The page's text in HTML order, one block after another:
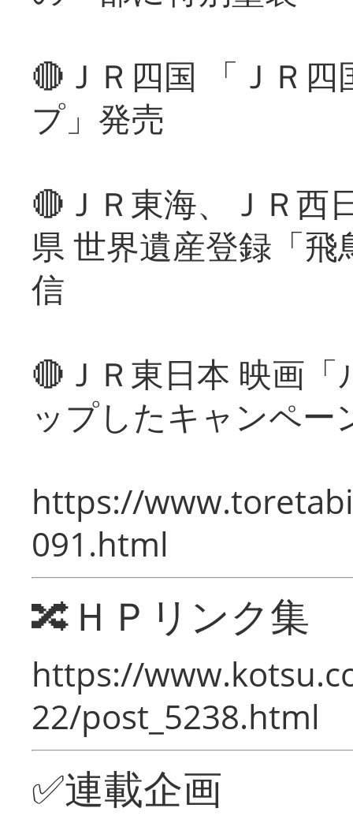
🔴ＪＲ四国 「ＪＲ
プ」発売
🔴ＪＲ東海、ＪＲ西
県 世界遺産登録「
信
🔴ＪＲ東日本 映画
ップしたキャンペー
https://
091.html
🔀ＨＰリンク集
https://
22/post_5238.html
✅連載企画